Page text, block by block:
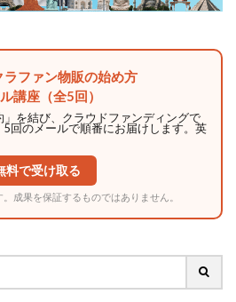
ラファン物販の始め方
講座（全5回）
を結び、クラウドファンディングで
回のメールで順番にお届けします。英
料で受け取る
成果を保証するものではありません。